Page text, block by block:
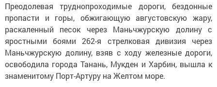
Преодолевая труднопроходимые дороги, бездонные
пропасти и горы, обжигаю­щую августовскую жару,
раскаленный песок через Маньчжурскую долину с
яростными боями 262-я стрелковая дивизия через
Маньчжурскую долину, взяв с ходу железные дороги,
освободила города Танань, Мукден и Харбин, вышла к
знаменитому Порт-Артуру на Желтом море.